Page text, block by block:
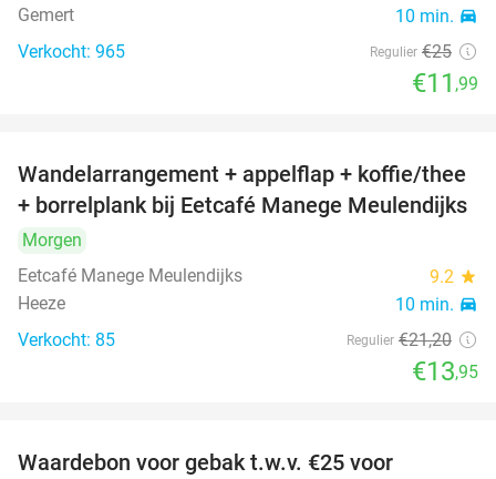
Gemert 10 min. directions_car
Verkocht: 965 Regulier €25
€11 ,99
34%
Wandelarrangement + appelflap + koffie/thee
+ borrelplank bij Eetcafé Manege Meulendijks
Morgen
Eetcafé Manege Meulendijks
9.2 star
Heeze 10 min. directions_car
Verkocht: 85 Regulier €21,20
€13,95
Waardebon voor gebak t.w.v. €25 voor